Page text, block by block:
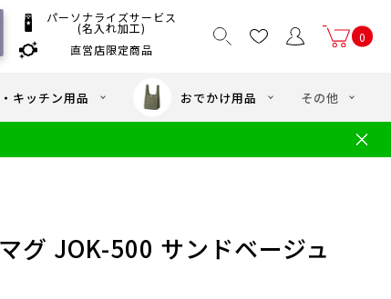
以上送料無料
ギフトのご案内
パーソナライズサービス
(名入れ加工)
直営店限定商品
0
キッチン用品 おでかけ用品 その他
グ JOK-500 サンドベージュ